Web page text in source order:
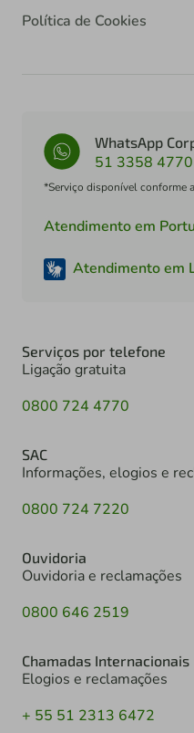
Política de Cookies
WhatsApp
51 3358 4770
*Serviço disponível conforme
Atendimento em
Atendimento em
Serviços por telefone
Ligação gratuita
0800 724 4770
SAC
Informações, elogios e
0800 724 7220
Ouvidoria
Ouvidoria e reclamações
0800 646 2519
Chamadas Internacionais
Elogios e reclamações
+ 55 51 2313 6472